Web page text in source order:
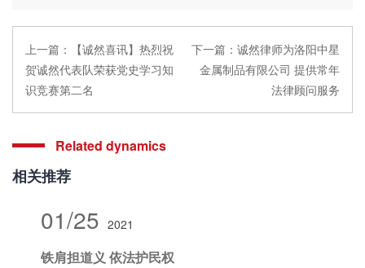
上一篇：
【诚然喜讯】热烈祝
贺诚然代表队荣获党史学习知
识竞赛第二名
下一篇： 诚然律师为洛阳中星
金属制品有限公司 提供常年
法律顾问服务
Related dynamics
相关推荐
01/25 2021
铁肩担道义 依法护民权